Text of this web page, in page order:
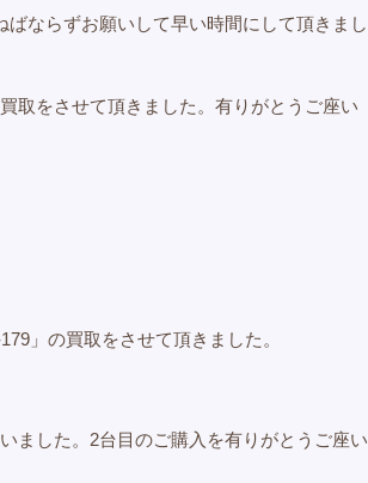
ならずお願いして早い時間にして頂きまし
をさせて頂きました。有りがとうご座い
」の買取をさせて頂きました。
ました。2台目のご購入を有りがとうご座い